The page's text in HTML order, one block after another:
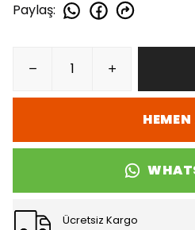
Paylaş:
HEMEN
Ücretsiz Kargo